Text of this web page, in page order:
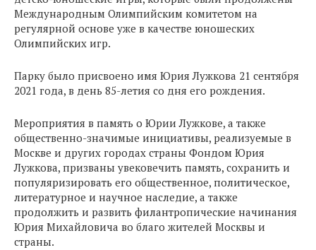
Международным Олимпийским комитетом на
регулярной основе уже в качестве юношеских
Олимпийских игр.
Парку было присвоено имя Юрия Лужкова 21 сентября
2021 года, в день 85-летия со дня его рождения.
Мероприятия в память о Юрии Лужкове, а также
общественно-значимые инициативы, реализуемые в
Москве и других городах страны Фондом Юрия
Лужкова, призваны увековечить память, сохранить и
популяризировать его общественное, политическое,
литературное и научное наследие, а также
продолжить и развить филантропические начинания
Юрия Михайловича во благо жителей Москвы и
страны.